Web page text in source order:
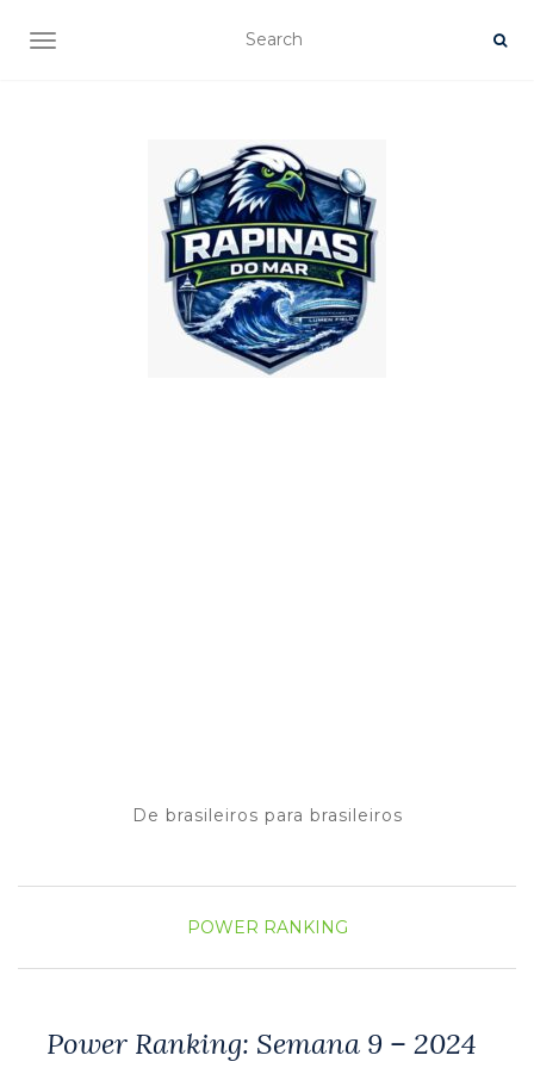
TOGGLE NAVIGATION
De brasileiros para brasileiros
POWER RANKING
Power Ranking: Semana 9 – 2024